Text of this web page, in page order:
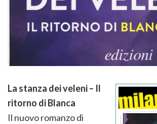
La stanza dei veleni – Il
ritorno di Blanca
Il nuovo romanzo di